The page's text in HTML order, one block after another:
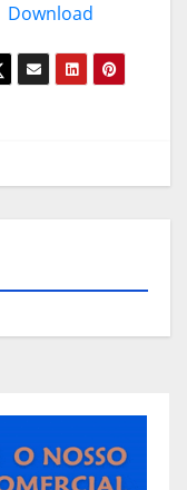
Download